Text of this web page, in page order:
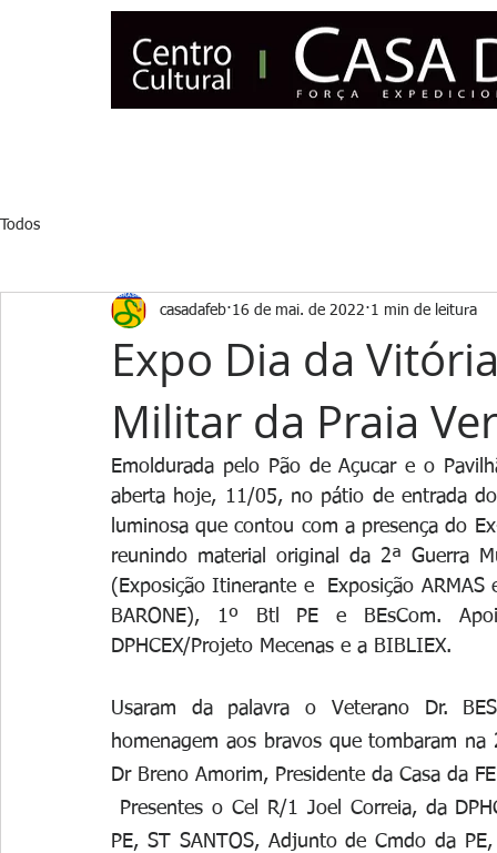
Todos
Expo Dia da
Militar da Praia
casadafeb 16 de mai. de 2022 1 min de leitura
Emoldurada pelo Pão de Açucar e o
aberta hoje, 11/05, no pátio de entrada
luminosa que contou com a presença do
reunindo material original da 2ª Guerra
(Exposição Itinerante e  Exposição ARMAS
BARONE), 1º Btl PE e BEsCom.
DPHCEX/Projeto Mecenas e a BIBLIEX.
Usaram da palavra o Veterano Dr.
homenagem aos bravos que tombaram na
Dr Breno Amorim, Presidente da Casa da
PE, ST SANTOS, Adjunto de Cmdo da